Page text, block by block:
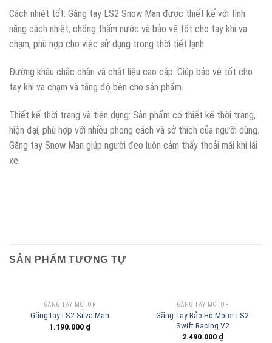
Cách nhiệt tốt: Găng tay LS2 Snow Man được thiết kế với tính
năng cách nhiệt, chống thấm nước và bảo vệ tốt cho tay khi va
chạm, phù hợp cho việc sử dụng trong thời tiết lạnh.
Đường khâu chắc chắn và chất liệu cao cấp: Giúp bảo vệ tốt cho
tay khi va chạm và tăng độ bền cho sản phẩm.
Thiết kế thời trang và tiện dụng: Sản phẩm có thiết kế thời trang,
hiện đại, phù hợp với nhiều phong cách và sở thích của người dùng.
Găng tay Snow Man giúp người đeo luôn cảm thấy thoải mái khi lái
xe.
SẢN PHẨM TƯƠNG TỰ
GĂNG TAY MOTOR
Găng tay LS2 Silva Man
1.190.000 ₫
GĂNG TAY MOTOR
Găng Tay Bảo Hộ Motor LS2
Swift Racing V2
2.490.000 ₫